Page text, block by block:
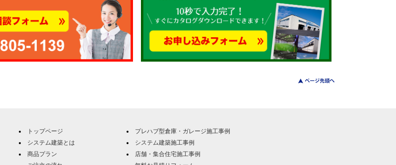
トップページ
システム建築とは
商品プラン
プレハブ型倉庫・ガレージ施工事例
システム建築施工事例
店舗・集合住宅施工事例